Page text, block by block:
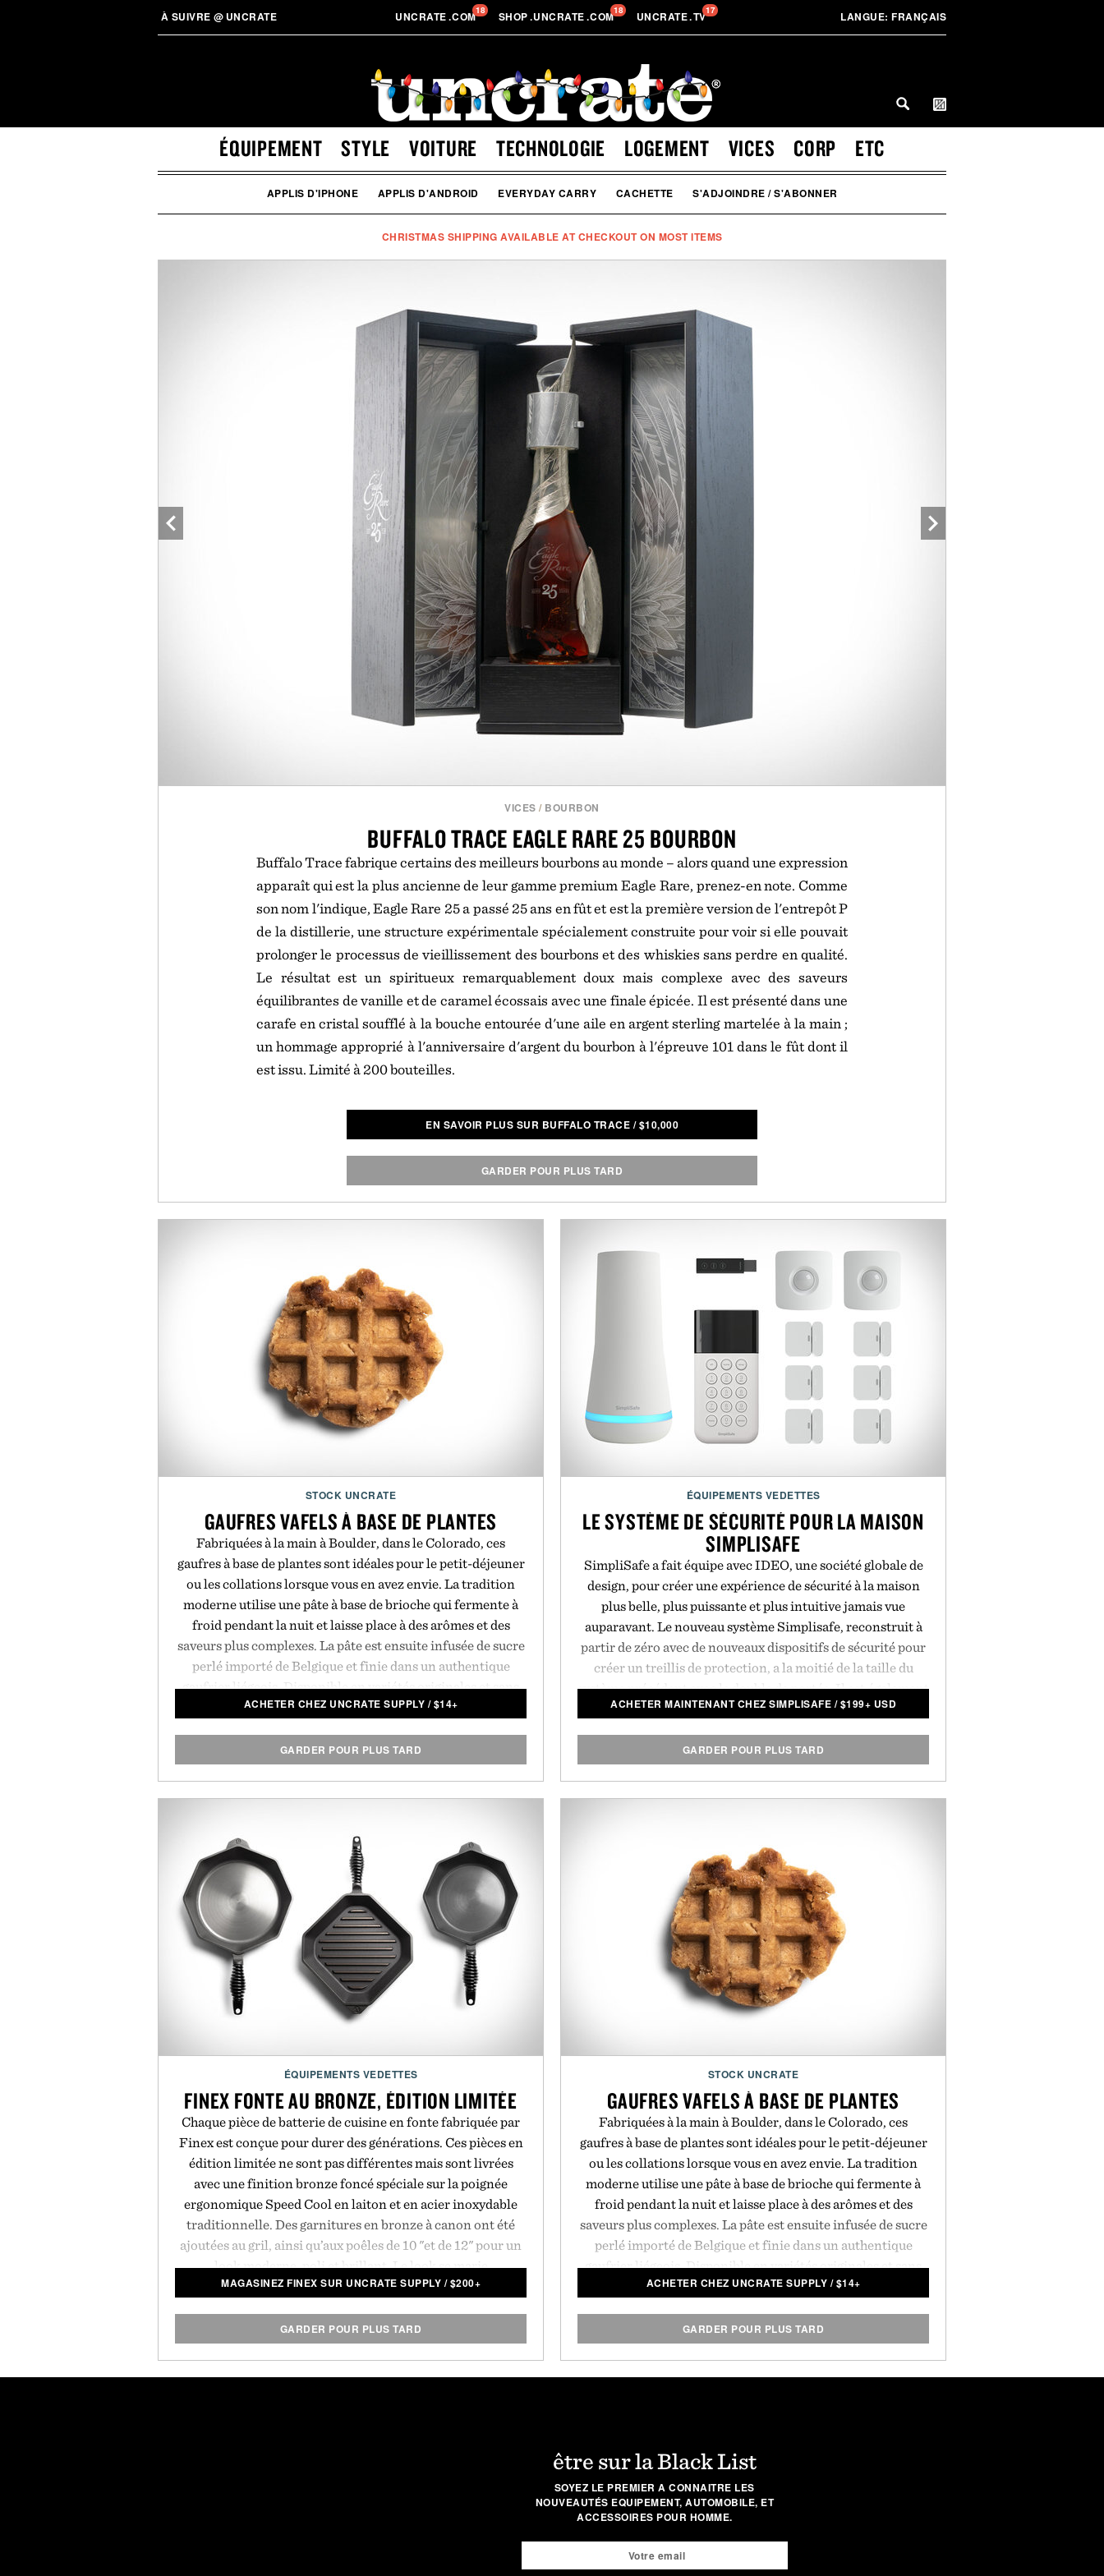
À SUIVRE @ UNCRATE UNCRATE.COM18 SHOP.UNCRATE.COM18 UNCRATE.TV17 LANGUE: FRANÇAIS
ÉQUIPEMENT STYLE VOITURE TECHNOLOGIE LOGEMENT VICES CORP ETC
APPLIS D'IPHONE APPLIS D'ANDROID EVERYDAY CARRY CACHETTE S'ADJOINDRE / S'ABONNER
CHRISTMAS SHIPPING AVAILABLE AT CHECKOUT ON MOST ITEMS
VICES / BOURBON
BUFFALO TRACE EAGLE RARE 25 BOURBON
Buffalo Trace fabrique certains des meilleurs bourbons au monde – alors quand une expression
apparaît qui est la plus ancienne de leur gamme premium Eagle Rare, prenez-en note. Comme
son nom l'indique, Eagle Rare 25 a passé 25 ans en fût et est la première version de l'entrepôt P
de la distillerie, une structure expérimentale spécialement construite pour voir si elle pouvait
prolonger le processus de vieillissement des bourbons et des whiskies sans perdre en qualité.
Le résultat est un spiritueux remarquablement doux mais complexe avec des saveurs
équilibrantes de vanille et de caramel écossais avec une finale épicée. Il est présenté dans une
carafe en cristal soufflé à la bouche entourée d'une aile en argent sterling martelée à la main ;
un hommage approprié à l'anniversaire d'argent du bourbon à l'épreuve 101 dans le fût dont il
est issu. Limité à 200 bouteilles.
EN SAVOIR PLUS SUR BUFFALO TRACE /$10,000
GARDER POUR PLUS TARD
STOCK UNCRATE
GAUFRES VAFELS À BASE DE PLANTES
Fabriquées à la main à Boulder, dans le Colorado, ces
gaufres à base de plantes sont idéales pour le petit-déjeuner
ou les collations lorsque vous en avez envie. La tradition
moderne utilise une pâte à base de brioche qui fermente à
froid pendant la nuit et laisse place à des arômes et des
saveurs plus complexes. La pâte est ensuite infusée de sucre
perlé importé de Belgique et finie dans un authentique
gaufrier liégeois. Disponible en variétés originales et sans
gluten. Vendu par lot de 6.
ACHETER CHEZ UNCRATE SUPPLY /$14+
GARDER POUR PLUS TARD
ÉQUIPEMENTS VEDETTES
LE SYSTÈME DE SÉCURITÉ POUR LA MAISON
SIMPLISAFE
SimpliSafe a fait équipe avec IDEO, une société globale de
design, pour créer une expérience de sécurité à la maison
plus belle, plus puissante et plus intuitive jamais vue
auparavant. Le nouveau système Simplisafe, reconstruit à
partir de zéro avec de nouveaux dispositifs de sécurité pour
créer un treillis de protection, a la moitié de la taille du
système précédent avec le double de portée. Il est également
cinquante pour cent plus bruyant, cinq fois plus rapide. Son
toucher. Le système est incroyablement facile à installer,
pays.
Présenté par SimpliSafe.
ACHETER MAINTENANT CHEZ SIMPLISAFE /$199+ USD
GARDER POUR PLUS TARD
ÉQUIPEMENTS VEDETTES
FINEX FONTE AU BRONZE, ÉDITION LIMITÉE
Chaque pièce de batterie de cuisine en fonte fabriquée par
Finex est conçue pour durer des générations. Ces pièces en
édition limitée ne sont pas différentes mais sont livrées
avec une finition bronze foncé spéciale sur la poignée
ergonomique Speed Cool en laiton et en acier inoxydable
traditionnelle. Des garnitures en bronze à canon ont été
ajoutées au gril, ainsi qu’aux poêles de 10 "et de 12" pour un
look moderne, poli et brillant. Le look se marie
parfaitement à la fonte polyvalente et durable, qui offre une
comme surface de cuisson presque indestructible à tout
moment de la cuisson.
MAGASINEZ FINEX SUR UNCRATE SUPPLY /$200+
GARDER POUR PLUS TARD
STOCK UNCRATE
GAUFRES VAFELS À BASE DE PLANTES
Fabriquées à la main à Boulder, dans le Colorado, ces
gaufres à base de plantes sont idéales pour le petit-déjeuner
ou les collations lorsque vous en avez envie. La tradition
moderne utilise une pâte à base de brioche qui fermente à
froid pendant la nuit et laisse place à des arômes et des
saveurs plus complexes. La pâte est ensuite infusée de sucre
perlé importé de Belgique et finie dans un authentique
gaufrier liégeois. Disponible en variétés originales et sans
gluten. Vendu par lot de 6.
ACHETER CHEZ UNCRATE SUPPLY /$14+
GARDER POUR PLUS TARD
être sur la Black List
SOYEZ LE PREMIER A CONNAITRE LES
NOUVEAUTÉS EQUIPEMENT, AUTOMOBILE, ET
ACCESSOIRES POUR HOMME.